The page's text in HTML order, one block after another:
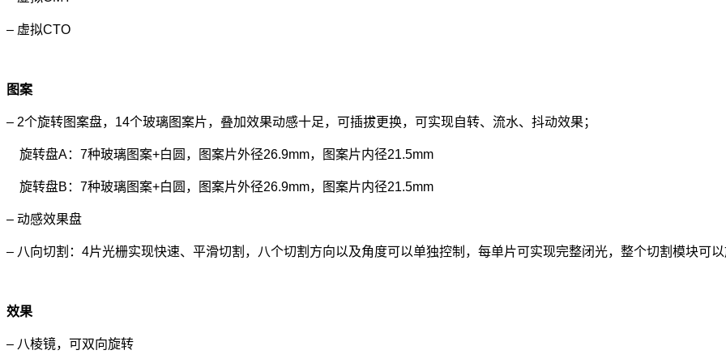
– 虚拟CTO
图案
– 2个旋转图案盘，14个玻璃图案片，叠加效果动感十足，可插拔更换，可实现自转、流水、抖动效果；
旋转盘A：7种玻璃图案+白圆，图案片外径26.9mm，图案片内径21.5mm
旋转盘B：7种玻璃图案+白圆，图案片外径26.9mm，图案片内径21.5mm
– 动感效果盘
– 八向切割：4片光栅实现快速、平滑切割，八个切割方向以及角度可以单独控制，每单片可实现完整闭光，整个切割模块可以
效果
– 八棱镜，可双向旋转